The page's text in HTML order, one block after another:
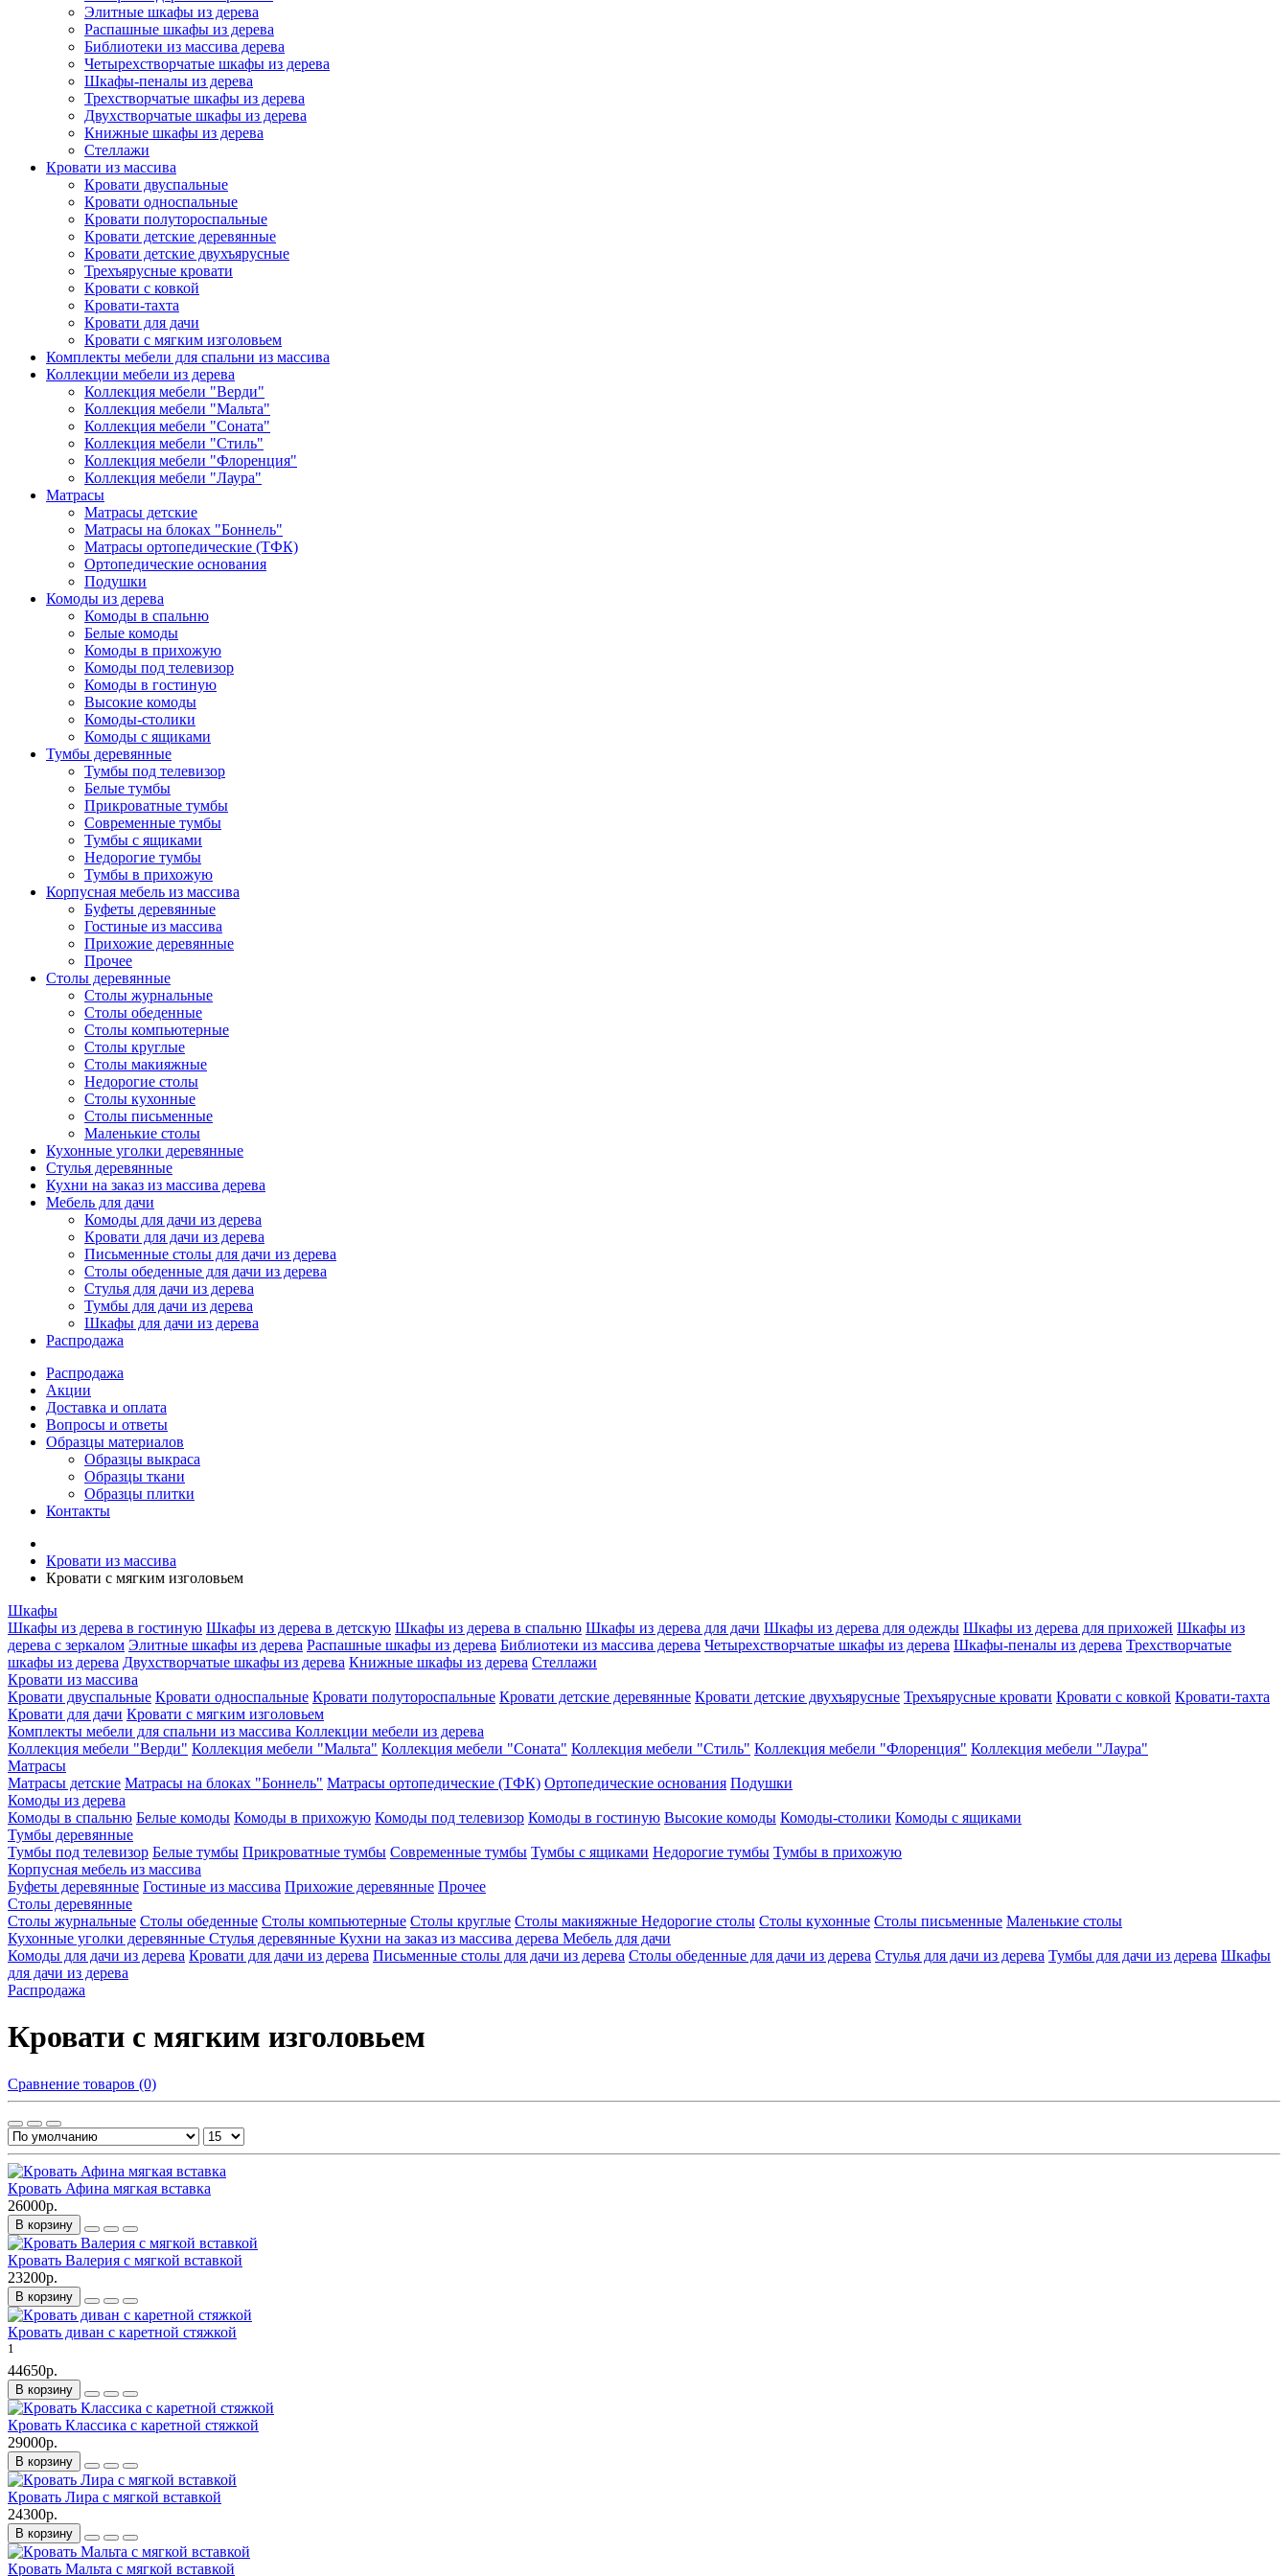
Элитные шкафы из дерева
Распашные шкафы из дерева
Библиотеки из массива дерева
Четырехстворчатые шкафы из дерева
Шкафы-пеналы из дерева
Трехстворчатые шкафы из дерева
Двухстворчатые шкафы из дерева
Книжные шкафы из дерева
Стеллажи
Кровати из массива
Кровати двуспальные
Кровати односпальные
Кровати полутороспальные
Кровати детские деревянные
Кровати детские двухъярусные
Трехъярусные кровати
Кровати с ковкой
Кровати-тахта
Кровати для дачи
Кровати с мягким изголовьем
Комплекты мебели для спальни из массива
Коллекции мебели из дерева
Коллекция мебели "Верди"
Коллекция мебели "Мальта"
Коллекция мебели "Соната"
Коллекция мебели "Стиль"
Коллекция мебели "Флоренция"
Коллекция мебели "Лаура"
Матрасы
Матрасы детские
Матрасы на блоках "Боннель"
Матрасы ортопедические (ТФК)
Ортопедические основания
Подушки
Комоды из дерева
Комоды в спальню
Белые комоды
Комоды в прихожую
Комоды под телевизор
Комоды в гостиную
Высокие комоды
Комоды-столики
Комоды с ящиками
Тумбы деревянные
Тумбы под телевизор
Белые тумбы
Прикроватные тумбы
Современные тумбы
Тумбы с ящиками
Недорогие тумбы
Тумбы в прихожую
Корпусная мебель из массива
Буфеты деревянные
Гостиные из массива
Прихожие деревянные
Прочее
Столы деревянные
Столы журнальные
Столы обеденные
Столы компьютерные
Столы круглые
Столы макияжные
Недорогие столы
Столы кухонные
Столы письменные
Маленькие столы
Кухонные уголки деревянные
Стулья деревянные
Кухни на заказ из массива дерева
Мебель для дачи
Комоды для дачи из дерева
Кровати для дачи из дерева
Письменные столы для дачи из дерева
Столы обеденные для дачи из дерева
Стулья для дачи из дерева
Тумбы для дачи из дерева
Шкафы для дачи из дерева
Распродажа
Распродажа
Акции
Доставка и оплата
Вопросы и ответы
Образцы материалов
Образцы выкраса
Образцы ткани
Образцы плитки
Контакты
Кровати из массива
Кровати с мягким изголовьем
Шкафы
Шкафы из дерева в гостиную Шкафы из дерева в детскую Шкафы из дерева в спальню Шкафы из дерева для дачи Шкафы из дерева для одежды Шкафы из дерева для прихожей Шкафы из
дерева с зеркалом Элитные шкафы из дерева Распашные шкафы из дерева Библиотеки из массива дерева Четырехстворчатые шкафы из дерева Шкафы-пеналы из дерева Трехстворчатые
шкафы из дерева Двухстворчатые шкафы из дерева Книжные шкафы из дерева Стеллажи
Кровати из массива
Кровати двуспальные Кровати односпальные Кровати полутороспальные Кровати детские деревянные Кровати детские двухъярусные Трехъярусные кровати Кровати с ковкой Кровати-тахта
Кровати для дачи Кровати с мягким изголовьем
Комплекты мебели для спальни из массива Коллекции мебели из дерева
Коллекция мебели "Верди" Коллекция мебели "Мальта" Коллекция мебели "Соната" Коллекция мебели "Стиль" Коллекция мебели "Флоренция" Коллекция мебели "Лаура"
Матрасы
Матрасы детские Матрасы на блоках "Боннель" Матрасы ортопедические (ТФК) Ортопедические основания Подушки
Комоды из дерева
Комоды в спальню Белые комоды Комоды в прихожую Комоды под телевизор Комоды в гостиную Высокие комоды Комоды-столики Комоды с ящиками
Тумбы деревянные
Тумбы под телевизор Белые тумбы Прикроватные тумбы Современные тумбы Тумбы с ящиками Недорогие тумбы Тумбы в прихожую
Корпусная мебель из массива
Буфеты деревянные Гостиные из массива Прихожие деревянные Прочее
Столы деревянные
Столы журнальные Столы обеденные Столы компьютерные Столы круглые Столы макияжные Недорогие столы Столы кухонные Столы письменные Маленькие столы
Кухонные уголки деревянные Стулья деревянные Кухни на заказ из массива дерева Мебель для дачи
Комоды для дачи из дерева Кровати для дачи из дерева Письменные столы для дачи из дерева Столы обеденные для дачи из дерева Стулья для дачи из дерева Тумбы для дачи из дерева Шкафы
для дачи из дерева
Распродажа
Кровати с мягким изголовьем
Сравнение товаров (0)
Кровать Афина мягкая вставка
26000р.
В корзину
Кровать Валерия с мягкой вставкой
23200р.
В корзину
Кровать диван с каретной стяжкой
1
44650р.
В корзину
Кровать Классика с каретной стяжкой
29000р.
В корзину
Кровать Лира с мягкой вставкой
24300р.
В корзину
Кровать Мальта с мягкой вставкой